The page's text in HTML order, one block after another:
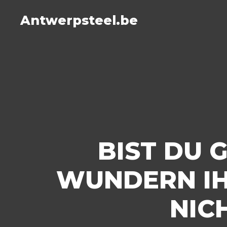
Antwerpsteel.be
BIST DU
WUNDERN